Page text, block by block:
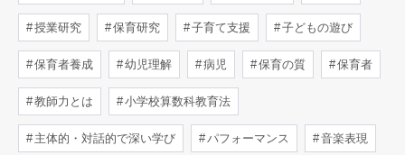
授業研究 保育研究 子育て支援 子どもの遊び
保育者養成 幼児理解 病児 保育の質 保育者
教師力とは 小学校算数科教育法
主体的・対話的で深い学び パフォーマンス 音楽表現